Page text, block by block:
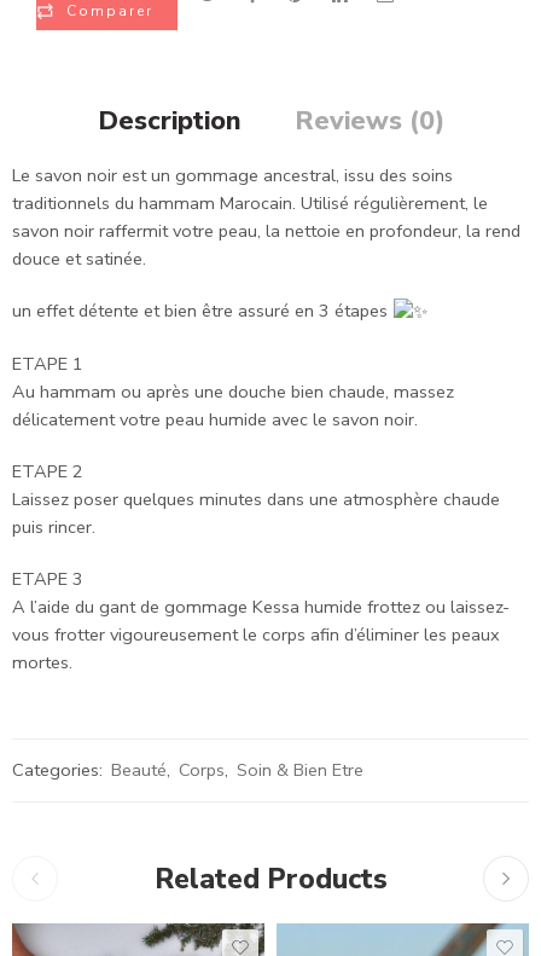
Comparer
Description Reviews (0)
Le savon noir est un gommage ancestral, issu des soins
traditionnels du hammam Marocain. Utilisé régulièrement, le
savon noir raffermit votre peau, la nettoie en profondeur, la rend
douce et satinée.
un effet détente et bien être assuré en 3 étapes
ETAPE 1
Au hammam ou après une douche bien chaude, massez
délicatement votre peau humide avec le savon noir.
ETAPE 2
Laissez poser quelques minutes dans une atmosphère chaude
puis rincer.
ETAPE 3
A l’aide du gant de gommage Kessa humide frottez ou laissez-
vous frotter vigoureusement le corps afin d’éliminer les peaux
mortes.
Categories: Beauté, Corps, Soin & Bien Etre
Related Products